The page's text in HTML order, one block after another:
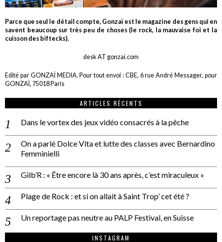
Parce que seul le détail compte, Gonzaï est le magazine des gens qui en
savent beaucoup sur très peu de choses (le rock, la mauvaise foi et la
cuisson des biftecks).
desk AT gonzai.com
Edité par GONZAÏ MEDIA. Pour tout envoi : CBE, 6 rue André Messager, pour
GONZAÏ, 75018 Paris
ARTICLES RÉCENTS
Dans le vortex des jeux vidéo consacrés à la pêche
On a parlé Dolce Vita et lutte des classes avec Bernardino
Femminielli
Gilb’R : « Être encore là 30 ans après, c’est miraculeux »
Plage de Rock : et si on allait à Saint Trop’ cet été ?
Un reportage pas neutre au PALP Festival, en Suisse
INSTAGRAM